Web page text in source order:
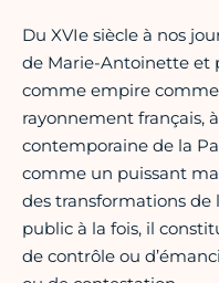
Du XVIe siècle à nos
de Marie-Antoinette et
comme empire
rayonnement français,
contemporaine de la
comme un puissant
des transformations
public à la fois, il
de contrôle ou